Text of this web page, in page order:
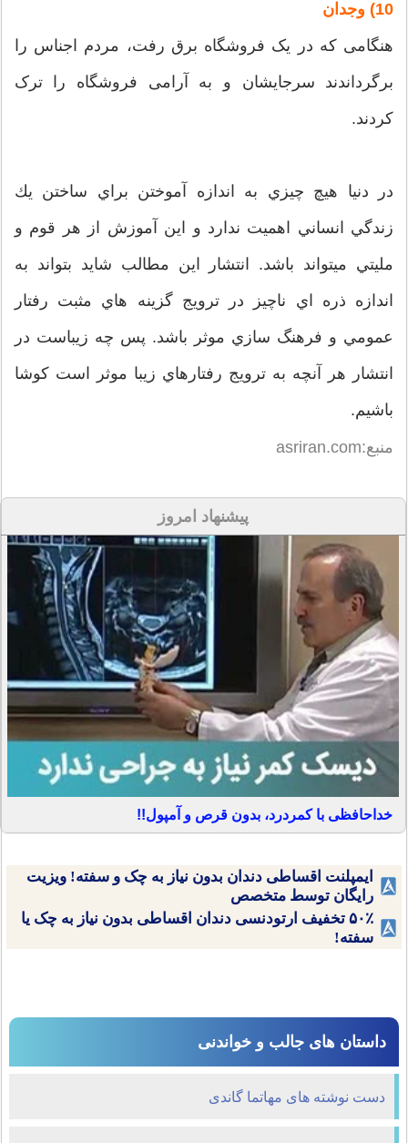
10) وجدان
هنگامی که در یک فروشگاه برق رفت، مردم اجناس را
برگرداندند سرجایشان و به آرامی فروشگاه را ترک
کردند.
در دنيا هيچ چيزي به اندازه آموختن براي ساختن يك
زندگي انساني اهميت ندارد و اين آموزش از هر قوم و
مليتي ميتواند باشد. انتشار اين مطالب شايد بتواند به
اندازه ذره اي ناچيز در ترويج گزينه هاي مثبت رفتار
عمومي و فرهنگ سازي موثر باشد. پس چه زيباست در
انتشار هر آنچه به ترويج رفتارهاي زيبا موثر است كوشا
باشيم.
منبع:asriran.com
پیشنهاد امروز
خداحافظی با کمردرد، بدون قرص و آمپول!!
ایمپلنت اقساطی دندان بدون نیاز به چک و سفته! ویزیت
رایگان توسط متخصص
۵۰٪ تخفیف ارتودنسی دندان اقساطی بدون نیاز به چک یا
سفته!
داستان های جالب و خواندنی
دست نوشته های مهاتما گاندی